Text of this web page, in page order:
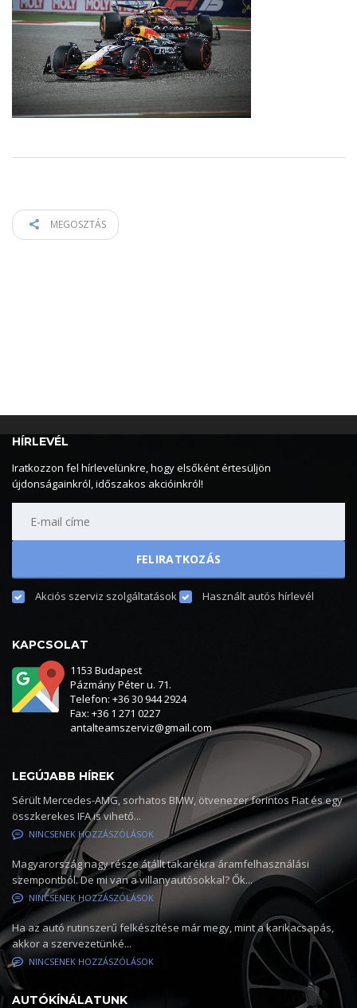
MEGOSZTÁS
HÍRLEVÉL
Iratkozzon fel hírlevelünkre, hogy elsőként értesüljön
újdonságainkról, időszakos akcióinkról!
Akciós szerviz szolgáltatások Használt autós hírlevél
KAPCSOLAT
1153 Budapest
Pázmány Péter u. 71.
Telefon: +36 30 944 2924
Fax: +36 1 271 0227
antalteamszerviz@gmail.com
LEGÚJABB HÍREK
Sérült Mercedes-AMG, sorhatos BMW, ötvenezer forintos Fiat és egy
összkerekes IFA is vihető...
NINCSENEK HOZZÁSZÓLÁSOK
Magyarország nagy része átállt takarékra áramfelhasználási
szempontból. De mi van a villanyautósokkal? Ők...
NINCSENEK HOZZÁSZÓLÁSOK
Ha az autó rutinszerű felkészítése már megy, mint a karikacsapás,
akkor a szervezetünké...
NINCSENEK HOZZÁSZÓLÁSOK
AUTÓKÍNÁLATUNK